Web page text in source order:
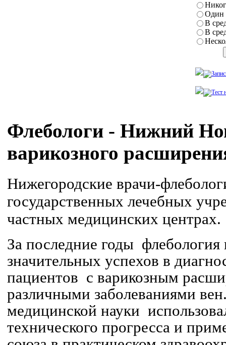
Один
В
В
Флебологи - Нижний
варикозного
Нижегородские врачи-
государственных лечебных
частных медицинских центрах.
За последние годы
значительных успехов в
пациентов с варикозным
различными заболеваниями
медицинской науки
технического прогресса и